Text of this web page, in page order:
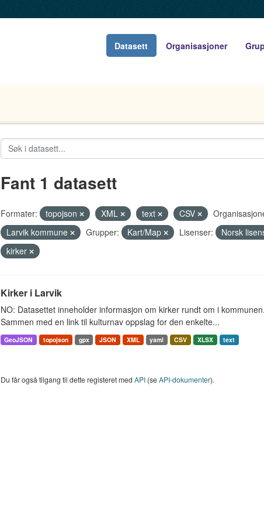
Datasett Organisasjoner
Fant 1 datasett
Formater: topojson XML text CSV
Larvik kommune
Grupper: Kart/Map Lisenser: Norsk
kirker
Kirker i Larvik
NO: Datasettet inneholder informasjon om kirker rundt om i
Sammen med en link til kulturnav oppslag for den enkelte...
GeoJSON topojson gpx JSON XML yaml CSV XLSX text
Du får også tilgang til dette registeret med API(seAPI-dokumenter).